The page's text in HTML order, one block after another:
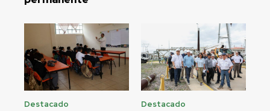
Destacado Destacado